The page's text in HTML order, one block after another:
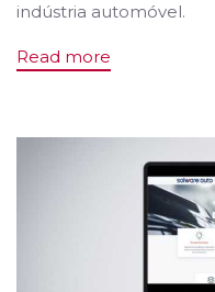
indústria automóvel.
Read more